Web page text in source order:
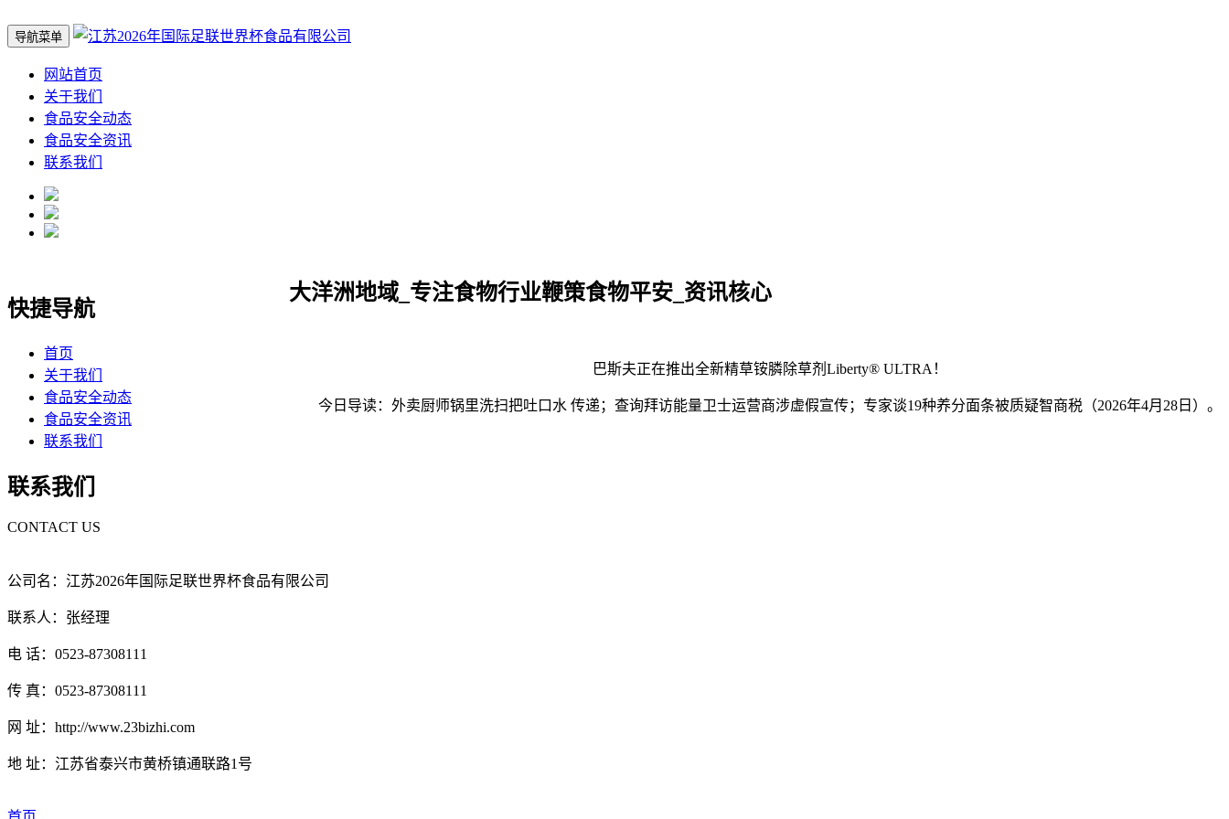
导航菜单
网站首页
关于我们
食品安全动态
食品安全资讯
联系我们
大洋洲地域_专注食物行业鞭策食物平安_资讯核心
巴斯夫正在推出全新精草铵膦除草剂Liberty® ULTRA！
今日导读：外卖厨师锅里洗扫把吐口水 传递；查询拜访能量卫士运营商涉虚假宣传；专家谈19种养分面条被质疑智商税（2026年4月28日）。
快捷导航
首页
关于我们
食品安全动态
食品安全资讯
联系我们
联系我们
CONTACT US
公司名：江苏2026年国际足联世界杯食品有限公司
联系人：张经理
电 话：0523-87308111
传 真：0523-87308111
网 址：http://www.23bizhi.com
地 址：江苏省泰兴市黄桥镇通联路1号